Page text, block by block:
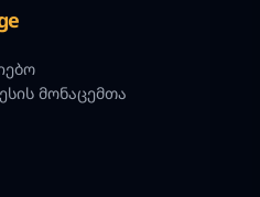
მონაცემთა